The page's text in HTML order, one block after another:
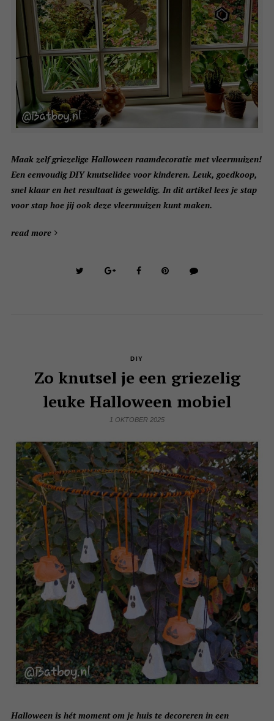
Maak zelf griezelige Halloween raamdecoratie met vleermuizen!
Een eenvoudig DIY knutselidee voor kinderen. Leuk, goedkoop,
snel klaar en het resultaat is geweldig. In dit artikel lees je stap
voor stap hoe jij ook deze vleermuizen kunt maken.
read more
DIY
Zo knutsel je een griezelig
leuke Halloween mobiel
1 OKTOBER 2025
Halloween is hét moment om je huis te decoreren in een